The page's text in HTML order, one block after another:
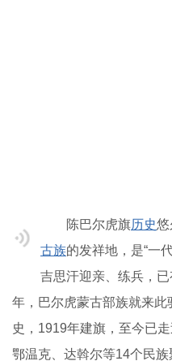
陈巴尔虎旗历史悠
古族的发祥地，是“一
吉思汗迎亲、练兵，
年，巴尔虎蒙古部族就来
史，1919年建旗，至今已
鄂温克、达斡尔等14个民族